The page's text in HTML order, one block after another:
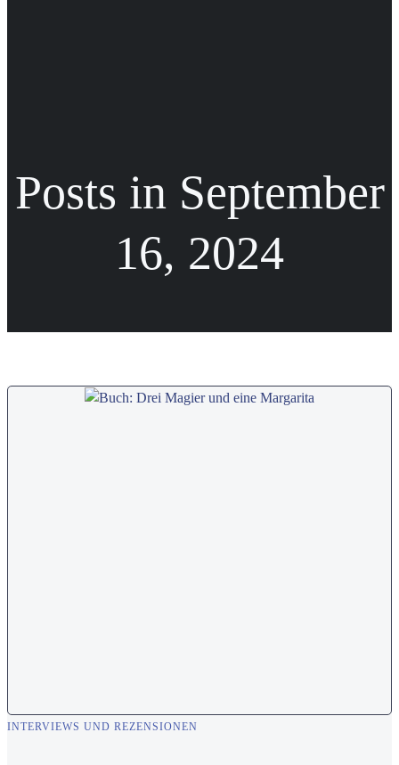
Posts in September
16, 2024
INTERVIEWS UND REZENSIONEN